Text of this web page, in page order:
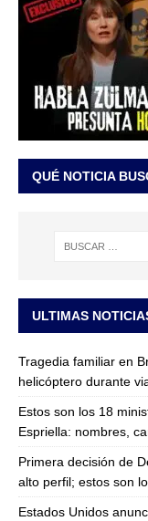
QUÉ NOTICIA
ULTIMAS
Tragedia familiar en
helicóptero durante
Estos son los 18
Espriella: nombres,
Primera decisión de
alto perfil; estos son
Estados Unidos